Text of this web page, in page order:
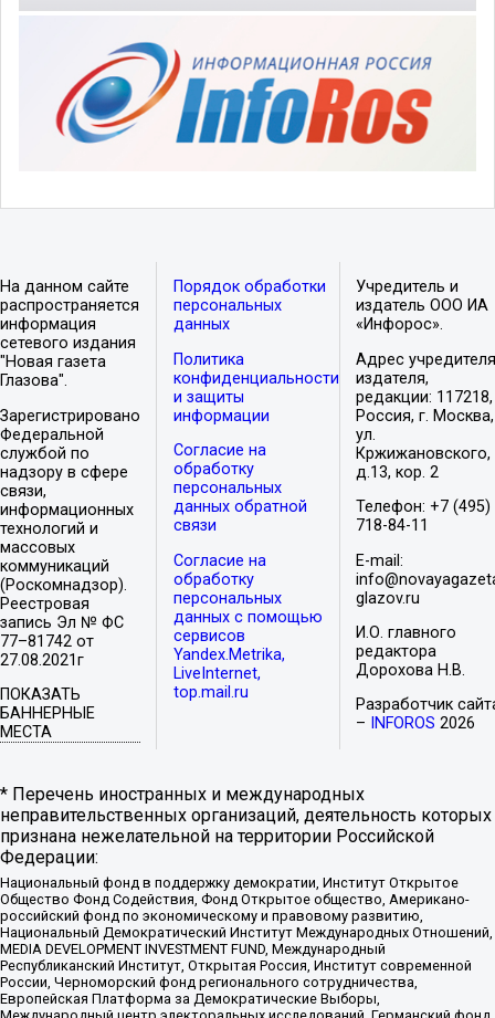
На данном сайте
распространяется
информация
сетевого издания
"Новая газета
Глазова".
Зарегистрировано
Федеральной
службой по
надзору в сфере
связи,
информационных
технологий и
массовых
коммуникаций
(Роскомнадзор).
Реестровая
запись Эл № ФС
77–81742 от
27.08.2021г
ПОКАЗАТЬ
БАННЕРНЫЕ
МЕСТА
Порядок обработки
персональных
данных
Политика
конфиденциальности
и защиты
информации
Согласие на
обработку
персональных
данных обратной
связи
Согласие на
обработку
персональных
данных с помощью
сервисов
Yandex.Metrika,
LiveInternet,
top.mail.ru
Учредитель и
издатель ООО ИА
«Инфорос».
Адрес
издателя,
редакции: 117218,
Россия, г. Москва,
ул.
Кржижановского,
д.13, кор. 2
Телефон: +7 (495)
718-84-11
E-mail:
glazov.ru
И.О. главного
редактора
Дорохова Н.В.
Разработчик
–
INFOROS 2026
* Перечень иностранных и международных
неправительственных организаций, деятельность которых
признана нежелательной на территории Российской
Федерации:
Национальный фонд в поддержку демократии, Институт Открытое
Общество Фонд Содействия, Фонд Открытое общество, Американо-
российский фонд по экономическому и правовому развитию,
Национальный Демократический Институт Международных Отношений,
MEDIA DEVELOPMENT INVESTMENT FUND, Международный
Республиканский Институт, Открытая Россия, Институт современной
России, Черноморский фонд регионального сотрудничества,
Европейская Платформа за Демократические Выборы,